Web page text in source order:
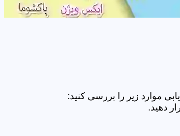
موارد زیر را بررسی کنید:
دهید.